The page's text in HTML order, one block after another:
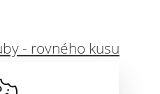
- rovného kusu